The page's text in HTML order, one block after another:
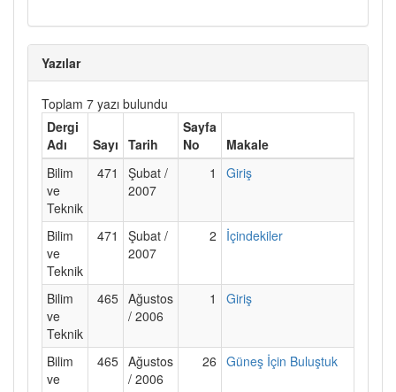
Yazılar
Toplam 7 yazı bulundu
Dergi
Adı
Sayı Tarih
Sayfa
No
Makale
Bilim
ve
Teknik
471
Şubat /
2007
1 Giriş
Bilim
ve
Teknik
471
Şubat /
2007
2 İçindekiler
Bilim
ve
Teknik
465 Ağustos
/ 2006
1 Giriş
Bilim
ve
465 Ağustos
/ 2006
26 Güneş İçin Buluştuk